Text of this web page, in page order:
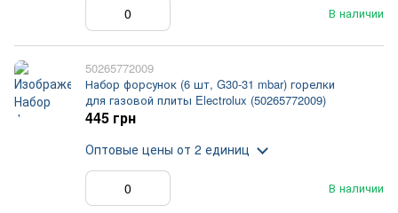
В наличии
50265772009
Набор форсунок (6 шт, G30-31 mbar) горелки
для газовой плиты Electrolux (50265772009)
В наличии
445 грн
Оптовые цены от 2 единиц